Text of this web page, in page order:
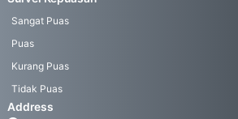
Sangat Puas
Puas
Kurang Puas
Tidak Puas
Address